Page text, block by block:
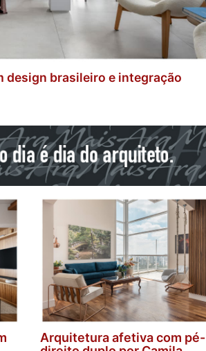
design brasileiro e integração
Arquitetura afetiva com pé-